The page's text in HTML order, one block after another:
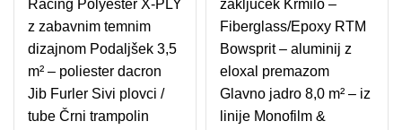
Racing Polyester X-PLY
z zabavnim temnim
dizajnom Podaljšek 3,5
m² – poliester dacron
Jib Furler Sivi plovci /
tube Črni trampolin
zaključek Krmilo –
Fiberglass/Epoxy RTM
Bowsprit – aluminij z
eloxal premazom
Glavno jadro 8,0 m² – iz
linije Monofilm &